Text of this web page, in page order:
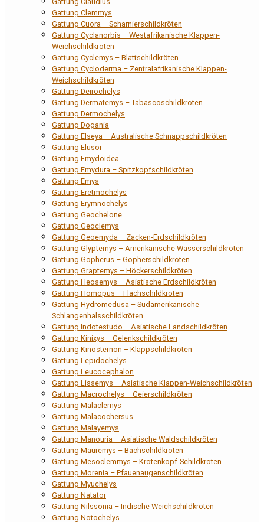
Gattung Clemmys
Gattung Cuora – Scharnierschildkröten
Gattung Cyclanorbis – Westafrikanische Klappen-
Weichschildkröten
Gattung Cyclemys – Blattschildkröten
Gattung Cycloderma – Zentralafrikanische Klappen-
Weichschildkröten
Gattung Deirochelys
Gattung Dermatemys – Tabascoschildkröten
Gattung Dermochelys
Gattung Dogania
Gattung Elseya – Australische Schnappschildkröten
Gattung Elusor
Gattung Emydoidea
Gattung Emydura – Spitzkopfschildkröten
Gattung Emys
Gattung Eretmochelys
Gattung Erymnochelys
Gattung Geochelone
Gattung Geoclemys
Gattung Geoemyda – Zacken-Erdschildkröten
Gattung Glyptemys – Amerikanische Wasserschildkröten
Gattung Gopherus – Gopherschildkröten
Gattung Graptemys – Höckerschildkröten
Gattung Heosemys – Asiatische Erdschildkröten
Gattung Homopus – Flachschildkröten
Gattung Hydromedusa – Südamerikanische
Schlangenhalsschildkröten
Gattung Indotestudo – Asiatische Landschildkröten
Gattung Kinixys – Gelenkschildkröten
Gattung Kinosternon – Klappschildkröten
Gattung Lepidochelys
Gattung Leucocephalon
Gattung Lissemys – Asiatische Klappen-Weichschildkröten
Gattung Macrochelys – Geierschildkröten
Gattung Malaclemys
Gattung Malacochersus
Gattung Malayemys
Gattung Manouria – Asiatische Waldschildkröten
Gattung Mauremys – Bachschildkröten
Gattung Mesoclemmys – Krötenkopf-Schildkröten
Gattung Morenia – Pfauenaugenschildkröten
Gattung Myuchelys
Gattung Natator
Gattung Nilssonia – Indische Weichschildkröten
Gattung Notochelys